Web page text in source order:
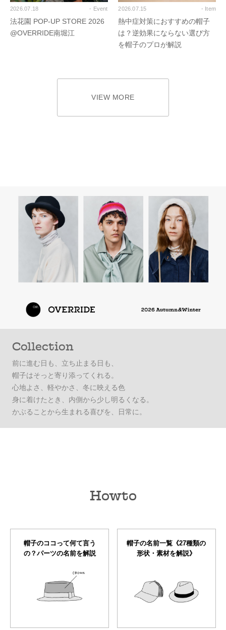
2026.07.18 - Event
法花園 POP-UP STORE 2026
@OVERRIDE南堀江
2026.07.15 - Item
熱中症対策におすすめの帽子
は？逆効果にならない選び方
を帽子のプロが解説
VIEW MORE
Collection
前に進む日も、立ち止まる日も、
帽子はそっと寄り添ってくれる。
心地よさ、軽やかさ、冬に映える色
身に着けたとき、内側から少し明るくなる。
かぶることから生まれる喜びを、日常に。
Howto
帽子のココって何て言う
の？パーツの名前を解説
帽子の名前一覧《27種類の
形状・素材を解説》